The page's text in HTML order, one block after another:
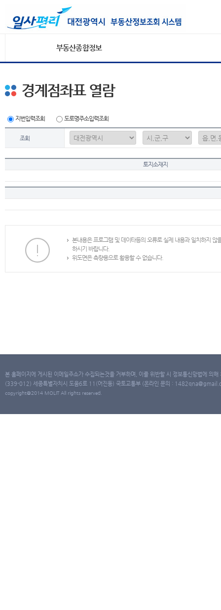
부동산종합정보
경계점좌표 열람
지번입력조회 도로명주소입력조회
조회
토지소재지
본내용은 프로그램 및 데이타등의 오류로 실제 내용과 일치하지
하시기 바랍니다.
위도면은 측량용으로 활용할 수 없습니다.
본 홈페이지에 게시된 이메일주소가 수집되는것을 거부하며, 이를 위반할 시 정보통신망법에 의
(339-012) 세종특별자치시 도움6로 11(어진동) 국토교통부 (온라인 문의 :
copyright@2014 MOLIT All rights reserved.